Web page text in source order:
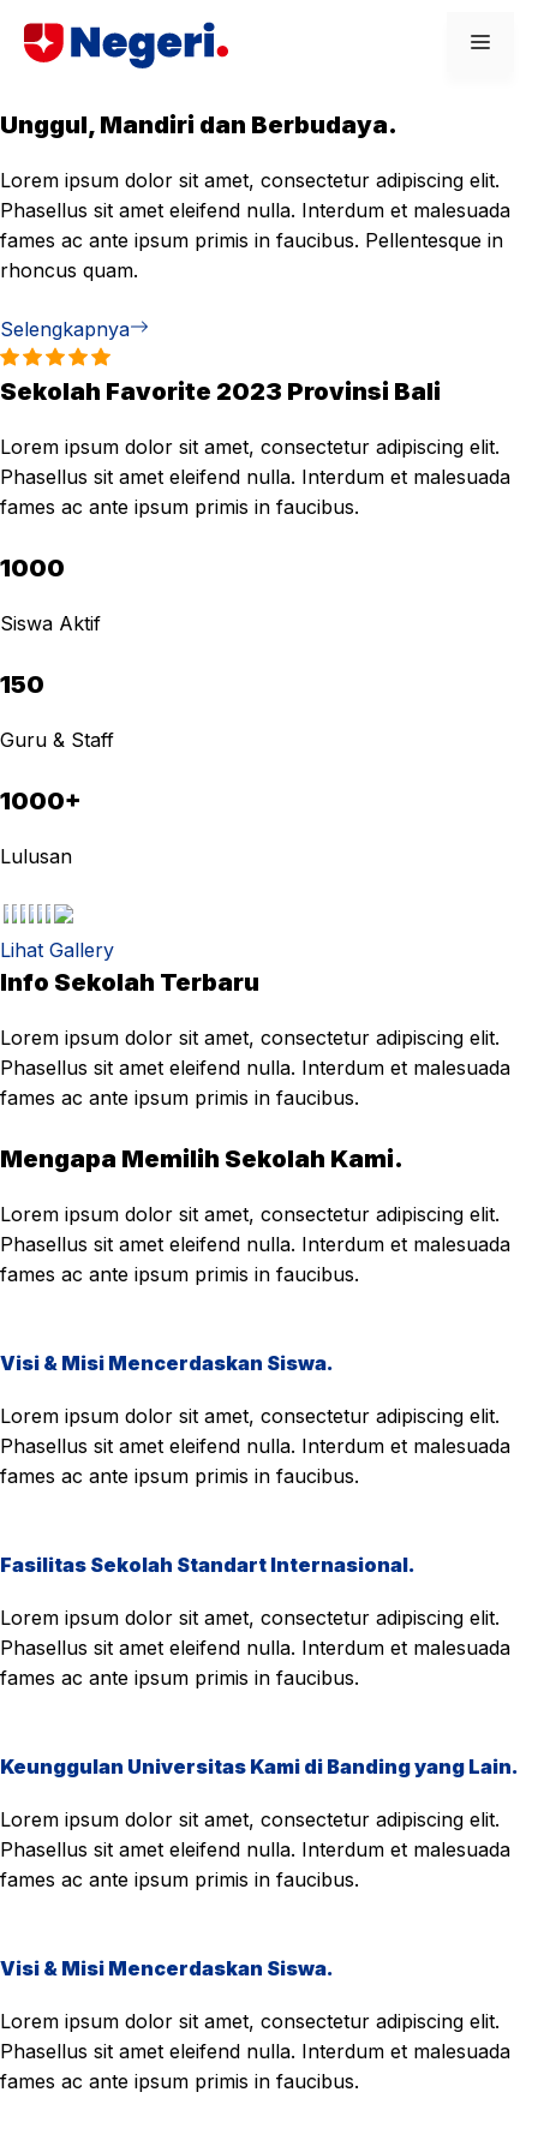
Unggul, Mandiri dan Berbudaya.
Lorem ipsum dolor sit amet, consectetur adipiscing elit.
Phasellus sit amet eleifend nulla. Interdum et malesuada
fames ac ante ipsum primis in faucibus. Pellentesque in
rhoncus quam.
Selengkapnya
Sekolah Favorite 2023 Provinsi Bali
Lorem ipsum dolor sit amet, consectetur adipiscing elit.
Phasellus sit amet eleifend nulla. Interdum et malesuada
fames ac ante ipsum primis in faucibus.
1000
Siswa Aktif
150
Guru & Staff
1000+
Lulusan
Lihat Gallery
Info Sekolah Terbaru
Lorem ipsum dolor sit amet, consectetur adipiscing elit.
Phasellus sit amet eleifend nulla. Interdum et malesuada
fames ac ante ipsum primis in faucibus.
Mengapa Memilih Sekolah Kami.
Lorem ipsum dolor sit amet, consectetur adipiscing elit.
Phasellus sit amet eleifend nulla. Interdum et malesuada
fames ac ante ipsum primis in faucibus.
Visi & Misi Mencerdaskan Siswa.
Lorem ipsum dolor sit amet, consectetur adipiscing elit.
Phasellus sit amet eleifend nulla. Interdum et malesuada
fames ac ante ipsum primis in faucibus.
Fasilitas Sekolah Standart Internasional.
Lorem ipsum dolor sit amet, consectetur adipiscing elit.
Phasellus sit amet eleifend nulla. Interdum et malesuada
fames ac ante ipsum primis in faucibus.
Keunggulan Universitas Kami di Banding yang Lain.
Lorem ipsum dolor sit amet, consectetur adipiscing elit.
Phasellus sit amet eleifend nulla. Interdum et malesuada
fames ac ante ipsum primis in faucibus.
Visi & Misi Mencerdaskan Siswa.
Lorem ipsum dolor sit amet, consectetur adipiscing elit.
Phasellus sit amet eleifend nulla. Interdum et malesuada
fames ac ante ipsum primis in faucibus.